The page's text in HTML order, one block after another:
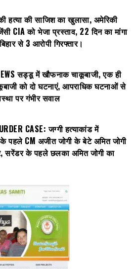
हत्या की साजिश का खुलासा, अमेरिकी
CIA को भेजा प्रस्ताव, 22 दिन का मांगा
से 3 आरोपी गिरफ्तार।
सड्डू में खौफनाक चाकूबाजी, एक ही
को दो घटनाएं, आपराधिक घटनाओं से
पर गंभीर सवाल
CASE: जग्गी हत्याकांड में
पहले CM अजीत जोगी के बेटे अमित जोगी
सरेंडर के पहले छलका अमित जोगी का